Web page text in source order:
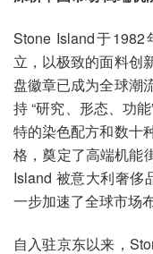
Stone Island于
立，以极致的面料创
盘徽章已成为全球潮
持 “研究、形态、功
特的染色配方和数十
格，奠定了高端机能
Island 被意大利奢侈
一步加速了全球市场布
自入驻京东以来，